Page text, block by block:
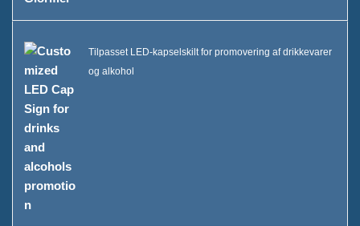
Tilpasset LED-kapselskilt for promovering af drikkevarer
og alkohol